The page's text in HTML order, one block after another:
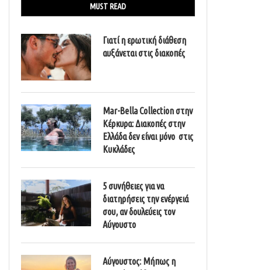
MUST READ
Γιατί η ερωτική διάθεση
αυξάνεται στις διακοπές
Mar-Bella Collection στην
Κέρκυρα: Διακοπές στην
Ελλάδα δεν είναι μόνο στις
Κυκλάδες
5 συνήθειες για να
διατηρήσεις την ενέργειά
σου, αν δουλεύεις τον
Αύγουστο
Αύγουστος: Μήπως η